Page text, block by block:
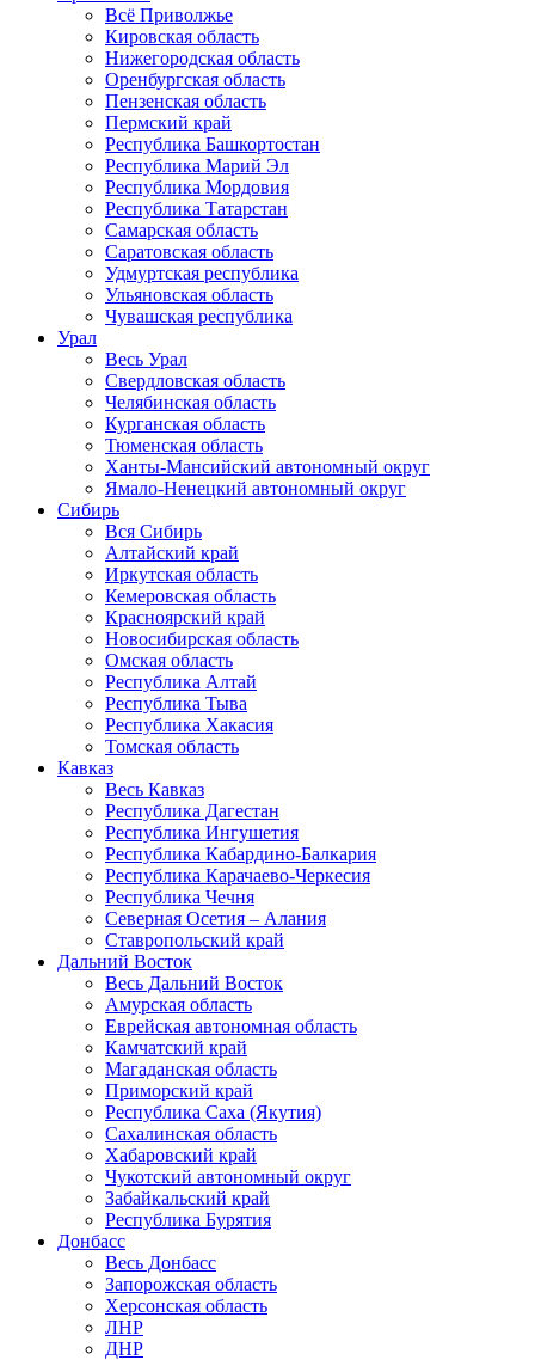
Всё Приволжье
Кировская область
Нижегородская область
Оренбургская область
Пензенская область
Пермский край
Республика Башкортостан
Республика Марий Эл
Республика Мордовия
Республика Татарстан
Самарская область
Саратовская область
Удмуртская республика
Ульяновская область
Чувашская республика
Урал
Весь Урал
Свердловская область
Челябинская область
Курганская область
Тюменская область
Ханты-Мансийский автономный округ
Ямало-Ненецкий автономный округ
Сибирь
Вся Сибирь
Алтайский край
Иркутская область
Кемеровская область
Красноярский край
Новосибирская область
Омская область
Республика Алтай
Республика Тыва
Республика Хакасия
Томская область
Кавказ
Весь Кавказ
Республика Дагестан
Республика Ингушетия
Республика Кабардино-Балкария
Республика Карачаево-Черкесия
Республика Чечня
Северная Осетия – Алания
Ставропольский край
Дальний Восток
Весь Дальний Восток
Амурская область
Еврейская автономная область
Камчатский край
Магаданская область
Приморский край
Республика Саха (Якутия)
Сахалинская область
Хабаровский край
Чукотский автономный округ
Забайкальский край
Республика Бурятия
Донбасс
Весь Донбасс
Запорожская область
Херсонская область
ЛНР
ДНР